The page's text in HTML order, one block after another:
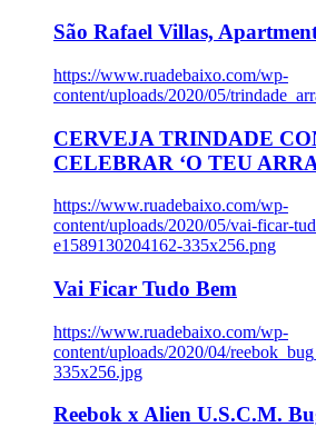
São Rafael Villas,
https://www.ruadebaixo.com/wp-
content/uploads/2020/05/
CERVEJA TRINDADE
CELEBRAR ‘O TEU
https://www.ruadebaixo.com/wp-
content/uploads/2020/05/vai-ficar-
e1589130204162-335x256.png
Vai Ficar Tudo Bem
https://www.ruadebaixo.com/wp-
content/uploads/2020/04/
335x256.jpg
Reebok x Alien U.S.C.M.